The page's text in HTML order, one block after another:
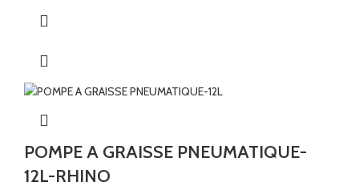
POMPE A GRAISSE PNEUMATIQUE-
12L-RHINO